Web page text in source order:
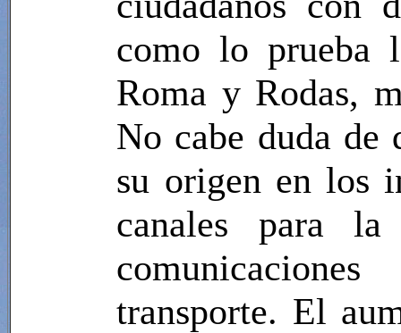
como lo prueba
Roma y Rodas,
No cabe duda de
su origen en los
canales para
transporte. El